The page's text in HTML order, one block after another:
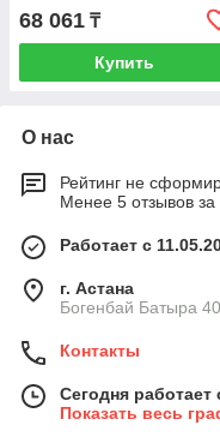
68 061 ₸
Купить
О нас
Рейтинг не
Менее 5 отзывов за
Работает с
г. Астана
Богенбай Батыра
Контакты
Сегодня работает
Показать весь